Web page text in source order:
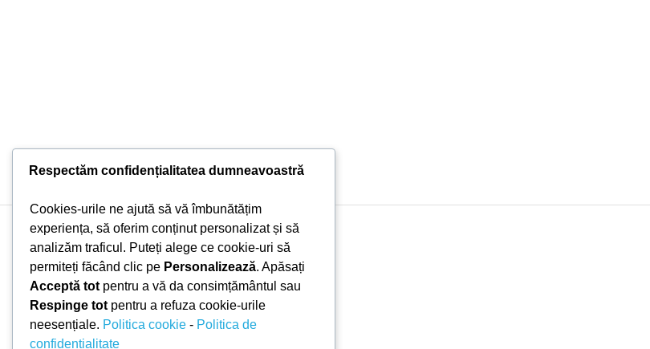
Copyright © 2026 Doni Trade | Branding by Pion Media
Respectăm confidențialitatea dumneavoastră
Cookies-urile ne ajută să vă îmbunătățim
experiența, să oferim conținut personalizat și să
analizăm traficul. Puteți alege ce cookie-uri să
permiteți făcând clic pe Personalizează. Apăsați
Acceptă totpentru a vă da consimțământul sau
Respinge totpentru a refuza cookie-urile
neesențiale. Politica cookie - Politica de
confidențialitate